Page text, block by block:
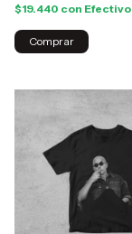
$19.440 con Efectivo
Comprar